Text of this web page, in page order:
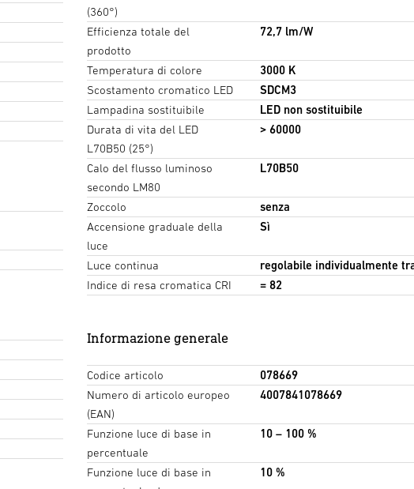
(360°)
Efficienza totale del
prodotto
72,7 lm/W
Temperatura di colore
3000 K
Scostamento cromatico LED
SDCM3
Lampadina sostituibile
LED non sostituibile
Durata di vita del LED
L70B50 (25°)
> 60000
Calo del flusso luminoso
secondo LM80
L70B50
Zoccolo
senza
Accensione graduale della
luce
Sì
Luce continua
regolabile individualmente
Indice di resa cromatica CRI
= 82
Informazione generale
Codice articolo
078669
Numero di articolo europeo
(EAN)
4007841078669
Funzione luce di base in
percentuale
10 – 100 %
Funzione luce di base in
10 %